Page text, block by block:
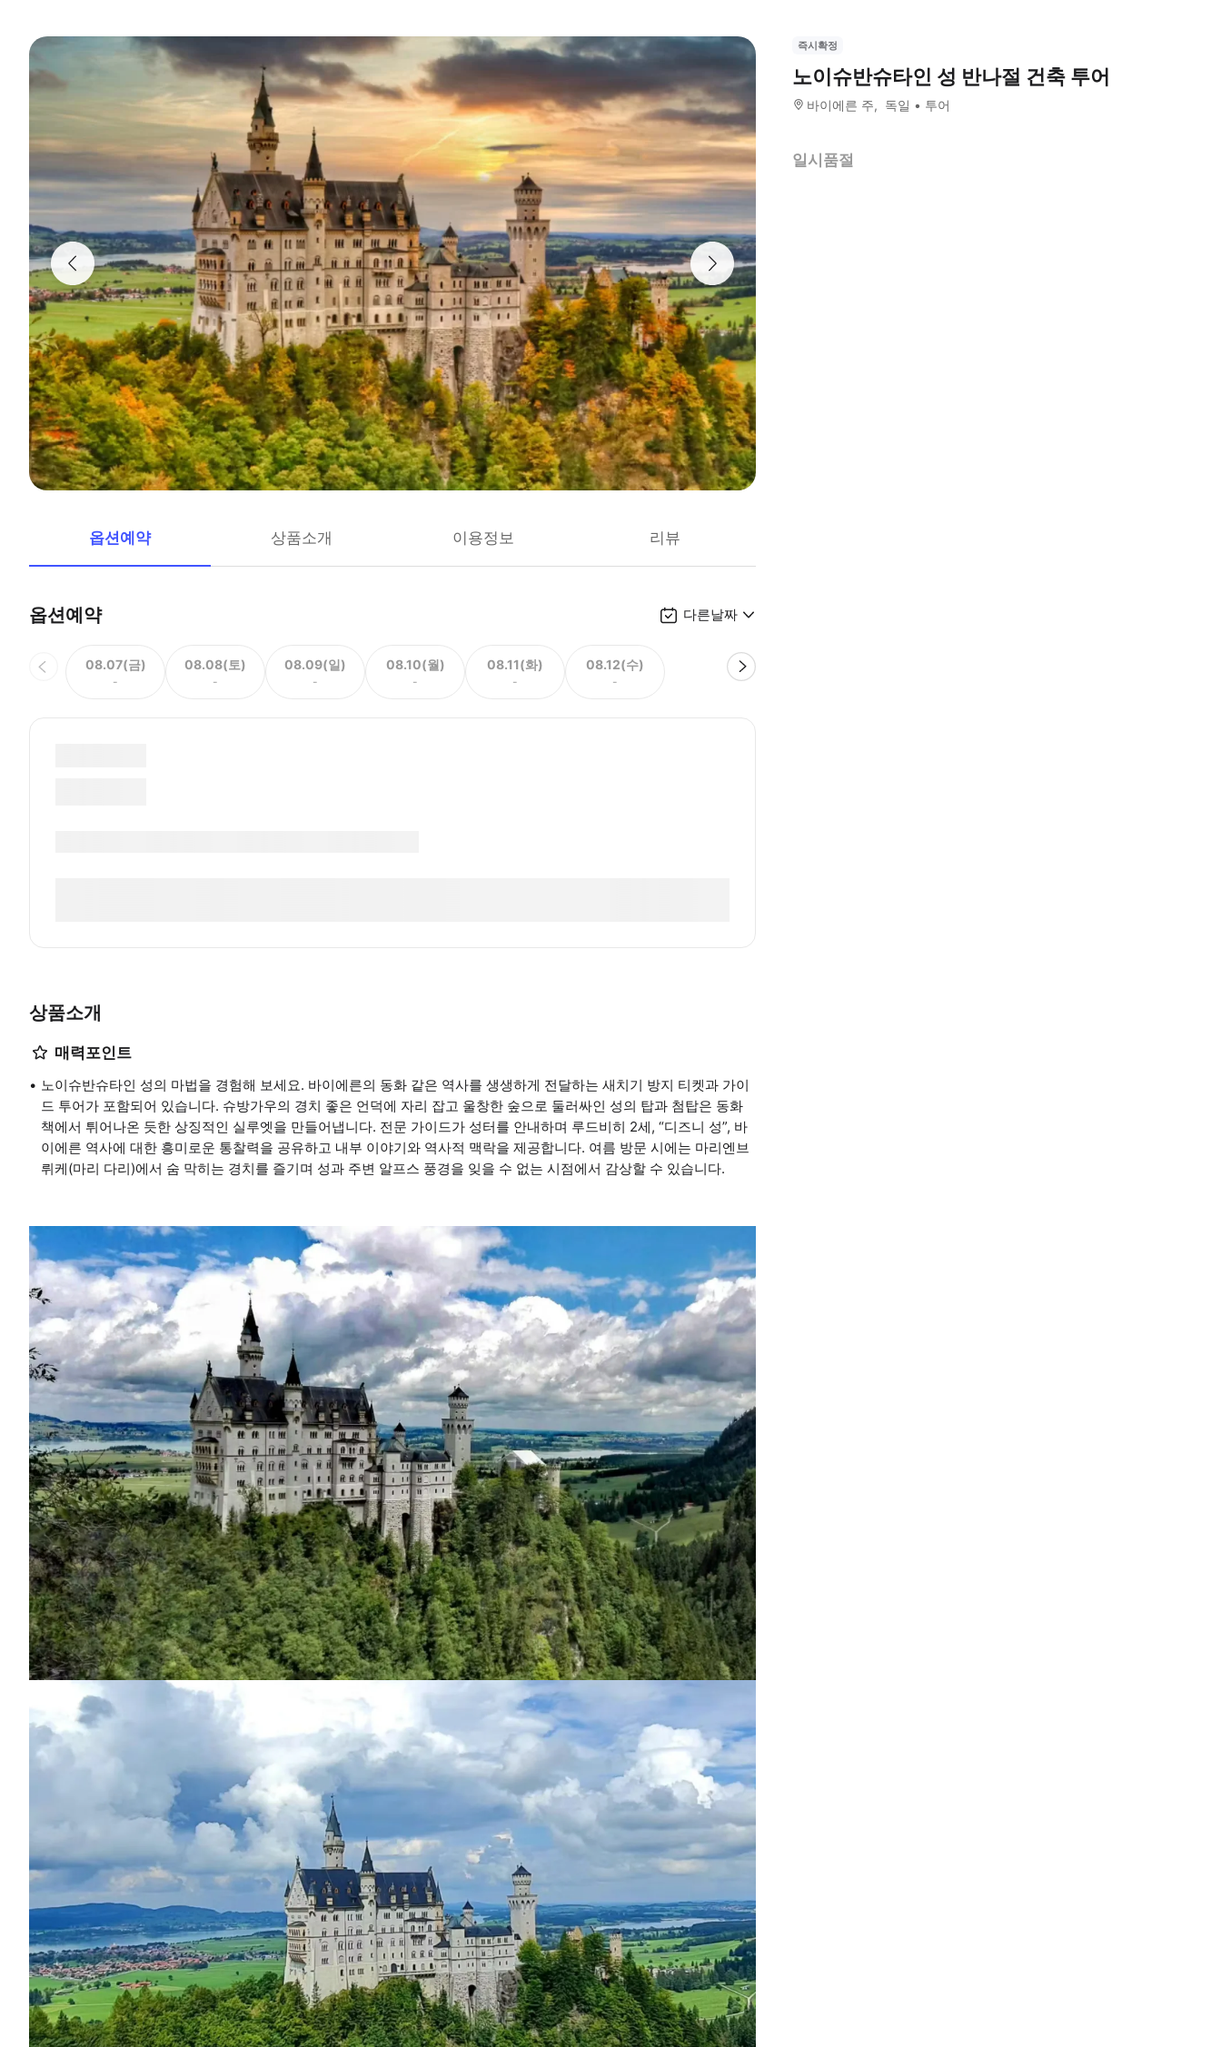
옵션예약 상품소개 이용정보 리뷰
옵션예약 다른날짜
08.07(금)
-
08.08(토)
-
08.09(일)
-
08.10(월)
-
08.11(화)
-
08.12(수)
-
상품소개
매력포인트
노이슈반슈타인 성의 마법을 경험해 보세요. 바이에른의 동화 같은 역사를 생생하게 전달하는 새치기 방지 티켓과 가이
드 투어가 포함되어 있습니다. 슈방가우의 경치 좋은 언덕에 자리 잡고 울창한 숲으로 둘러싸인 성의 탑과 첨탑은 동화
책에서 튀어나온 듯한 상징적인 실루엣을 만들어냅니다. 전문 가이드가 성터를 안내하며 루드비히 2세, “디즈니 성”, 바
이에른 역사에 대한 흥미로운 통찰력을 공유하고 내부 이야기와 역사적 맥락을 제공합니다. 여름 방문 시에는 마리엔브
뤼케(마리 다리)에서 숨 막히는 경치를 즐기며 성과 주변 알프스 풍경을 잊을 수 없는 시점에서 감상할 수 있습니다.
즉시확정
노이슈반슈타인 성 반나절 건축 투어
바이에른 주 독일 투어
일시품절